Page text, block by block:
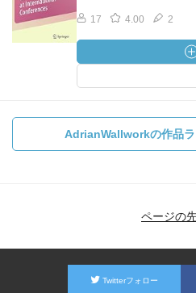
17 4.00 2
AdrianWallworkの作品ラ
ページの
Twitterフォロー